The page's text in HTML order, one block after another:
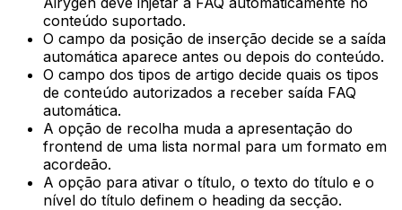
conteúdo suportado.
O campo da posição de inserção decide se a saída
automática aparece antes ou depois do conteúdo.
O campo dos tipos de artigo decide quais os tipos
de conteúdo autorizados a receber saída FAQ
automática.
A opção de recolha muda a apresentação do
frontend de uma lista normal para um formato em
acordeão.
A opção para ativar o título, o texto do título e o
nível do título definem o heading da secção.